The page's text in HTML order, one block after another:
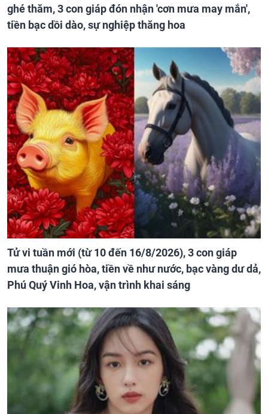
ghé thăm, 3 con giáp đón nhận 'cơn mưa may mắn',
tiền bạc dồi dào, sự nghiệp thăng hoa
Tử vi tuần mới (từ 10 đến 16/8/2026), 3 con giáp
mưa thuận gió hòa, tiền về như nước, bạc vàng dư dả,
Phú Quý Vinh Hoa, vận trình khai sáng